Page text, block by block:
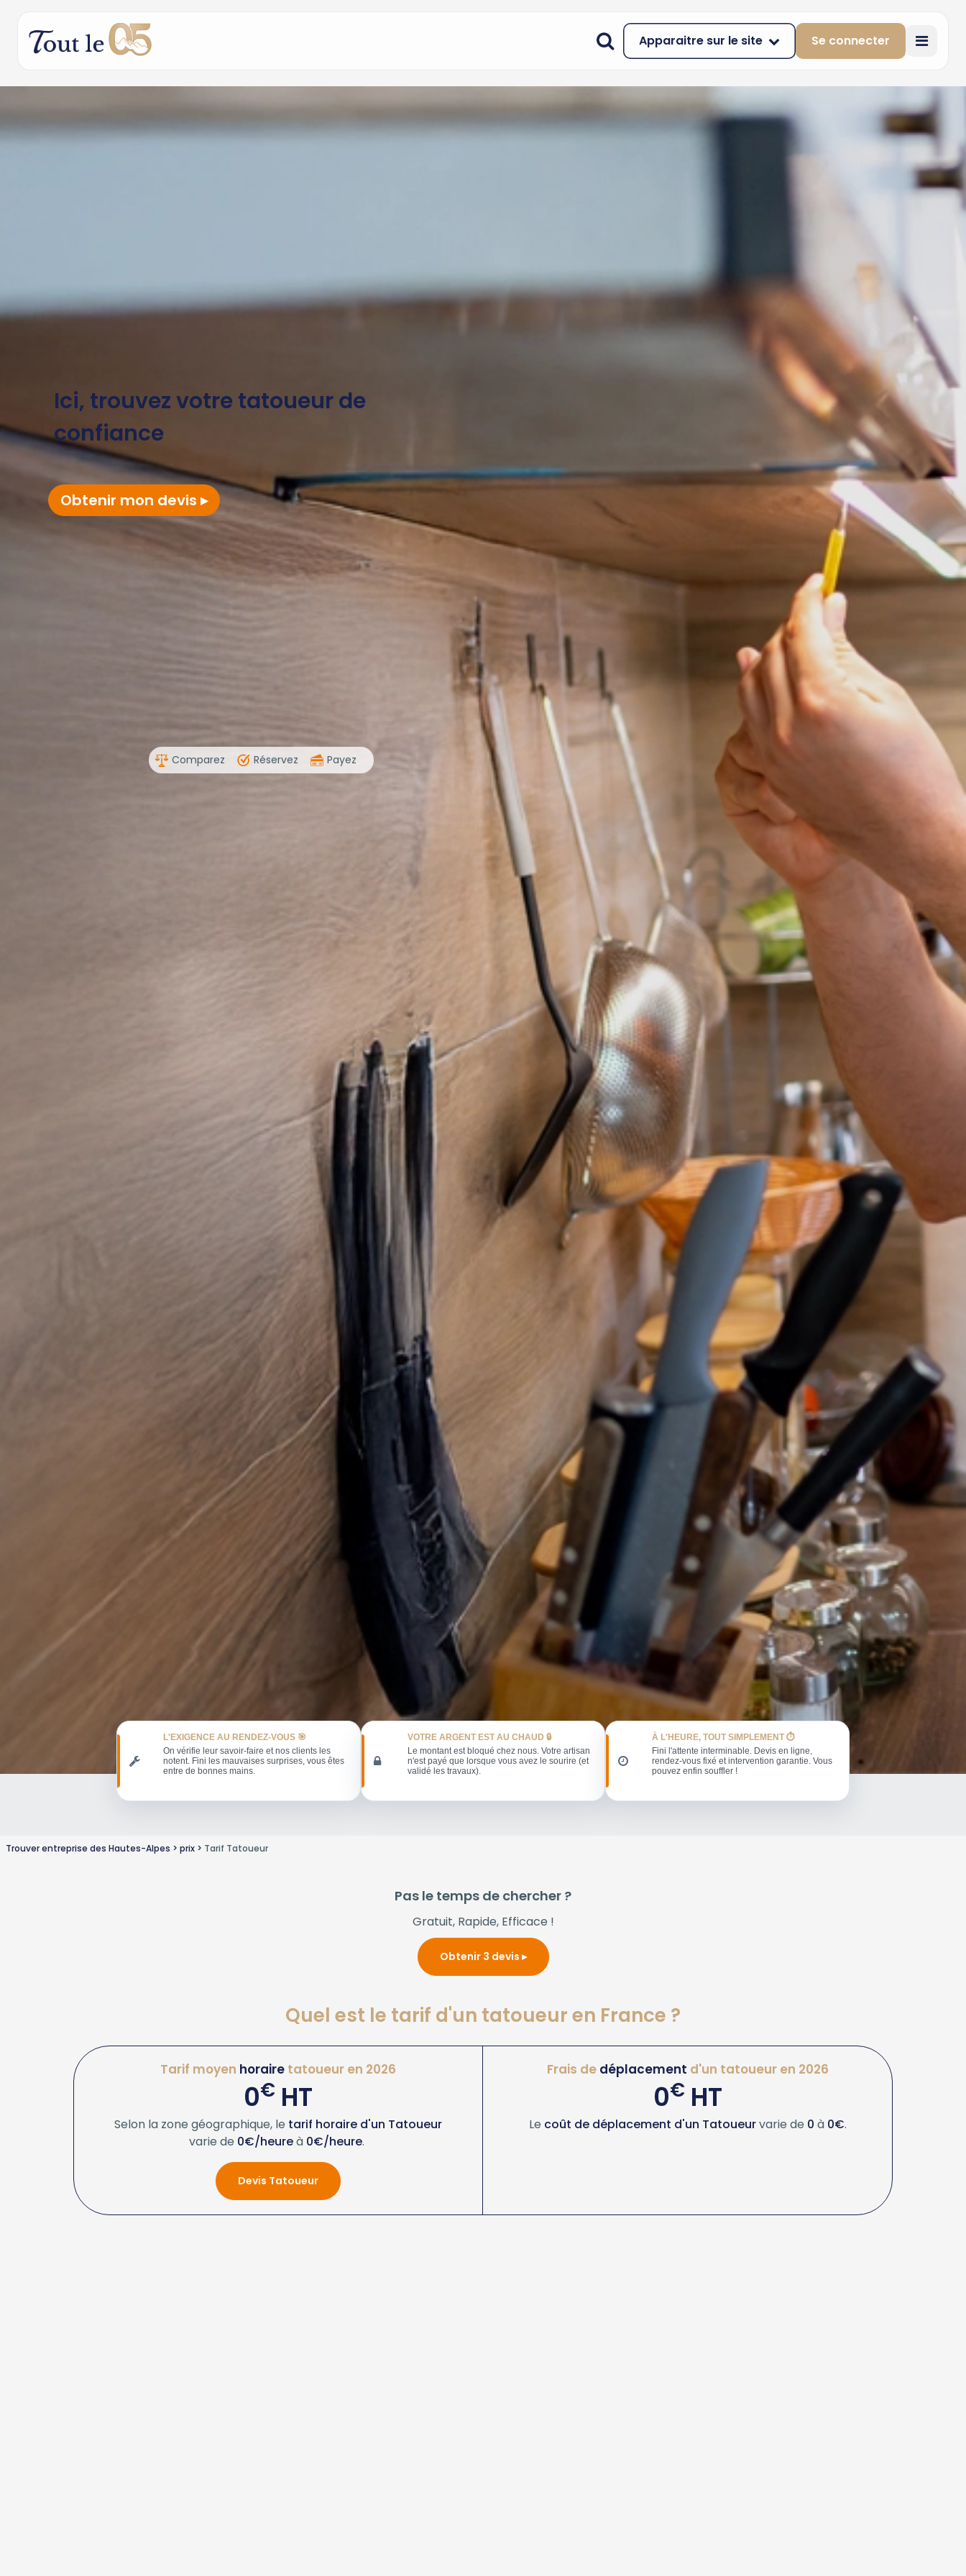
Apparaitre sur le site Se connecter
Ici, trouvez votre tatoueur de
confiance
Obtenir mon devis
Comparez Réservez Payez
L'EXIGENCE AU RENDEZ-VOUS 🎯
On vérifie leur savoir-faire et nos clients les
notent. Fini les mauvaises surprises, vous êtes
entre de bonnes mains.
VOTRE ARGENT EST AU CHAUD 🔒
Le montant est bloqué chez nous. Votre artisan
n'est payé que lorsque vous avez le sourire (et
validé les travaux).
À L'HEURE, TOUT SIMPLEMENT ⏱️
Fini l'attente interminable. Devis en ligne,
rendez-vous fixé et intervention garantie. Vous
pouvez enfin souffler !
Trouver entreprise des Hautes-Alpes prix Tarif Tatoueur
Pas le temps de chercher ?
Gratuit, Rapide, Efficace !
Obtenir 3 devis
Quel est le tarif d'un tatoueur en France ?
Tarif moyen horaire tatoueur en 2026
0€ HT
Selon la zone géographique, le tarif horaire d'un Tatoueur
varie de 0€/heureà 0€/heure.
Devis Tatoueur
Frais de déplacement d'un tatoueur en 2026
0€HT
Le coût de déplacement d'un Tatoueurvarie de 0 à 0€.